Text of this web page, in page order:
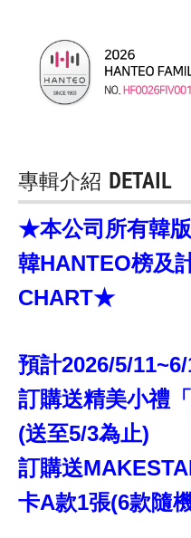
專輯介紹 DETAIL
★本公司所有韓
韓HANTEO榜及
CHART★
預計2026/5/
訂購送精美小禮
(送至5/3為止)
訂購送
卡A款1張(6款隨